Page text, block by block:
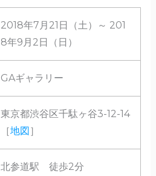
2018年7月21日（土）～ 201
8年9月2日（日）
GAギャラリー
東京都渋谷区千駄ヶ谷3-12-14
［地図］
北参道駅 徒歩2分